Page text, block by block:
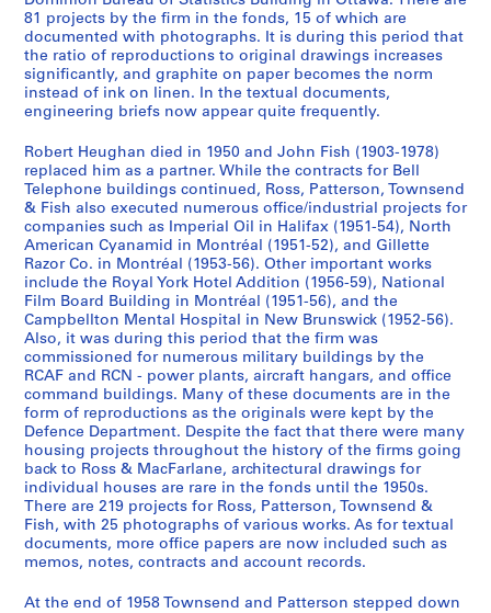
t
s
]
,
1
9
1
2
-
1
9
3
0
AP013.S3.D633
1
9
6
0
-
1
9
8
2
AP013.S3.D634
81 projects by the firm in the fonds, 15 of which are
documented with photographs. It is during this period that
the ratio of reproductions to original drawings increases
significantly, and graphite on paper becomes the norm
instead of ink on linen. In the textual documents,
engineering briefs now appear quite frequently.
Robert Heughan died in 1950 and John Fish (1903-1978)
replaced him as a partner. While the contracts for Bell
Telephone buildings continued, Ross, Patterson, Townsend
& Fish also executed numerous office/industrial projects for
companies such as Imperial Oil in Halifax (1951-54), North
American Cyanamid in Montréal (1951-52), and Gillette
Razor Co. in Montréal (1953-56). Other important works
include the Royal York Hotel Addition (1956-59), National
Film Board Building in Montréal (1951-56), and the
Campbellton Mental Hospital in New Brunswick (1952-56).
Also, it was during this period that the firm was
commissioned for numerous military buildings by the
RCAF and RCN - power plants, aircraft hangars, and office
command buildings. Many of these documents are in the
form of reproductions as the originals were kept by the
Defence Department. Despite the fact that there were many
housing projects throughout the history of the firms going
back to Ross & MacFarlane, architectural drawings for
individual houses are rare in the fonds until the 1950s.
There are 219 projects for Ross, Patterson, Townsend &
Fish, with 25 photographs of various works. As for textual
documents, more office papers are now included such as
memos, notes, contracts and account records.
At the end of 1958 Townsend and Patterson stepped down